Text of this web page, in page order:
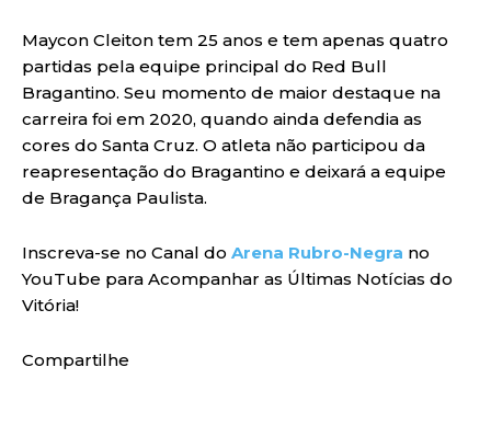
Maycon Cleiton tem 25 anos e tem apenas quatro
partidas pela equipe principal do Red Bull
Bragantino. Seu momento de maior destaque na
carreira foi em 2020, quando ainda defendia as
cores do Santa Cruz. O atleta não participou da
reapresentação do Bragantino e deixará a equipe
de Bragança Paulista.
Inscreva-se no Canal do Arena Rubro-Negra no
YouTube para Acompanhar as Últimas Notícias do
Vitória!
Compartilhe